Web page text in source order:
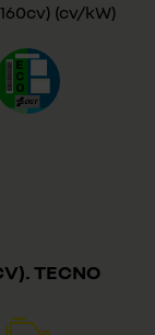
(cv/kW)
TECNO